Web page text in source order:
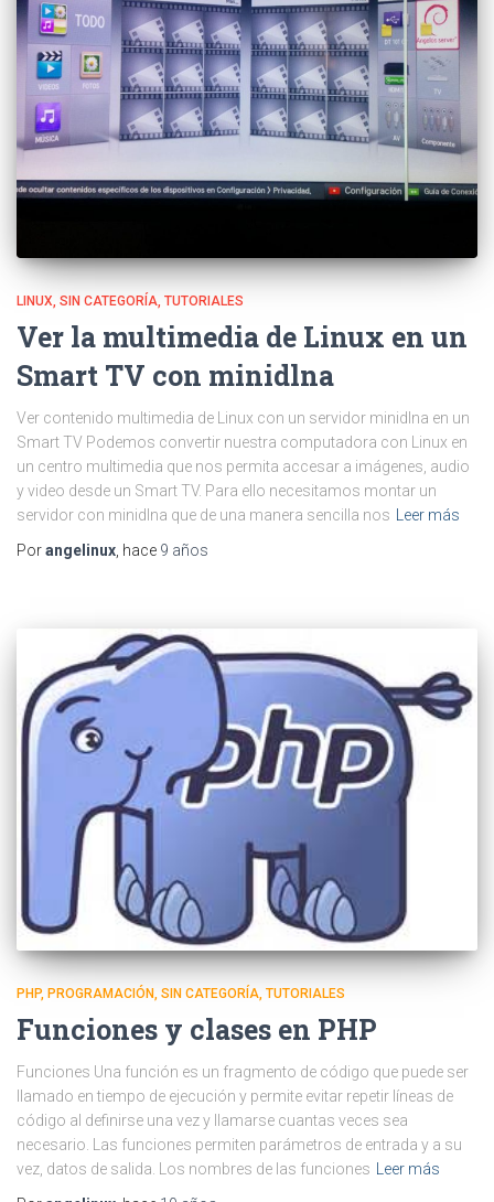
LINUX SIN CATEGORÍA TUTORIALES
Ver la multimedia de Linux en un
Smart TV con minidlna
Ver contenido multimedia de Linux con un servidor minidlna en un
Smart TV Podemos convertir nuestra computadora con Linux en
un centro multimedia que nos permita accesar a imágenes, audio
y video desde un Smart TV. Para ello necesitamos montar un
servidor con minidlna que de una manera sencilla nos Leer más
Porangelinux, hace 9 años
PHP PROGRAMACIÓN SIN CATEGORÍA TUTORIALES
Funciones y clases en PHP
Funciones Una función es un fragmento de código que puede ser
llamado en tiempo de ejecución y permite evitar repetir líneas de
código al definirse una vez y llamarse cuantas veces sea
necesario. Las funciones permiten parámetros de entrada y a su
vez, datos de salida. Los nombres de las funciones
Leer más